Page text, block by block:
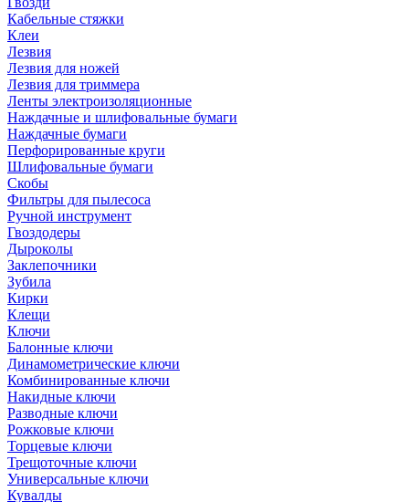
Кабельные стяжки
Клеи
Лезвия
Лезвия для ножей
Лезвия для триммера
Ленты электроизоляционные
Наждачные и шлифовальные бумаги
Наждачные бумаги
Перфорированные круги
Шлифовальные бумаги
Скобы
Фильтры для пылесоса
Ручной инструмент
Гвоздодеры
Дыроколы
Заклепочники
Зубила
Кирки
Клещи
Ключи
Балонные ключи
Динамометрические ключи
Комбинированные ключи
Накидные ключи
Разводные ключи
Рожковые ключи
Торцевые ключи
Трещоточные ключи
Универсальные ключи
Кувалды